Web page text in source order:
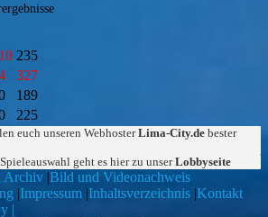
10 235
327
189
225
euch unseren WebhosterLima-City.de bester
geht es hier zu unserLobbyseite
| Archiv |Bild und Videonachweis
|Impressum |Inhaltsverzeichnis |Kontakt
|